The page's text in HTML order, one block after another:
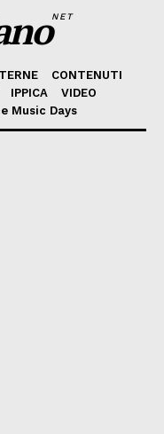
NET
CONTENUTI
IPPICA
VIDEO
Music Days